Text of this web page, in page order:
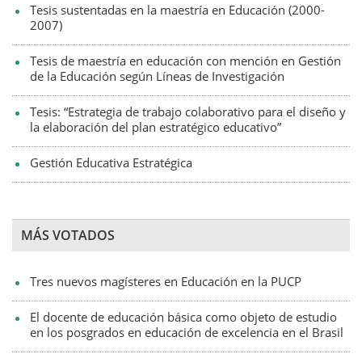
Tesis sustentadas en la maestría en Educación (2000-
2007)
Tesis de maestría en educación con mención en Gestión
de la Educación según Líneas de Investigación
Tesis: “Estrategia de trabajo colaborativo para el diseño y
la elaboración del plan estratégico educativo”
Gestión Educativa Estratégica
MÁS VOTADOS
Tres nuevos magísteres en Educación en la PUCP
El docente de educación básica como objeto de estudio
en los posgrados en educación de excelencia en el Brasil